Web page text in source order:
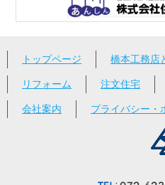
トップページ 橋本工務店
リフォーム 注文住宅
会社案内 プライバシー・